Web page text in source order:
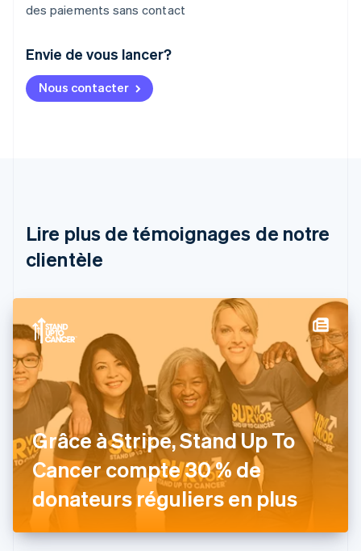
des paiements sans contact
Envie de vous lancer?
Nous contacter
Lire plus de témoignages de notre
clientèle
Grâce à Stripe, Stand Up To
Cancer compte 30 % de
donateurs réguliers en plus
Allemagne
DeutschEnglish
Australie
Bulgarie
English
Canada
Chine continentale
Chypre
Croatie
English Italiano
Danemark
English
Émirats arabes unis
English
Espagne
Español
Estonie
English
États-Unis